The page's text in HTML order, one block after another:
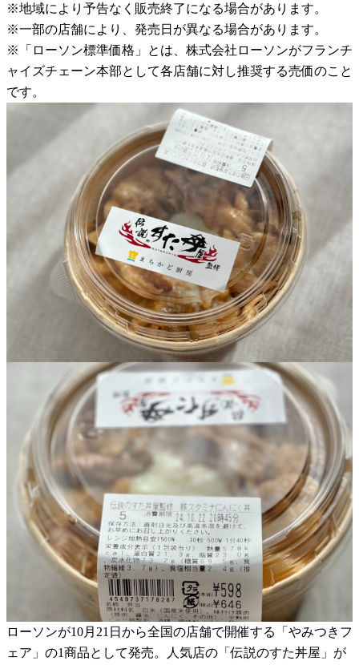
※地域により予告なく販売終了になる場合があります。
※一部の店舗により、発売日が異なる場合があります。
※「ローソン標準価格」とは、株式会社ローソンがフランチ
ャイズチェーン本部として各店舗に対し推奨する売価のこと
です。
ローソンが10月21日から全国の店舗で開催する「やみつきフ
ェア」の1商品として発売。人気店の「伝説のすた丼屋」が